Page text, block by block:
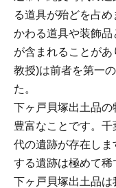
る道具が殆どを占
かわる道具や装飾
が含まれることが
教授)は前者を第一
た。
下ヶ戸貝塚出土品
豊富なことです。
代の遺跡が存在し
する遺跡は極めて稀
下ヶ戸貝塚出土品